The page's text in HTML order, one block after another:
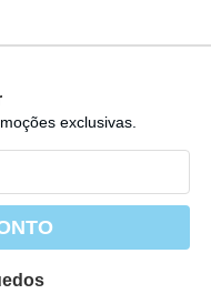
exclusivas.